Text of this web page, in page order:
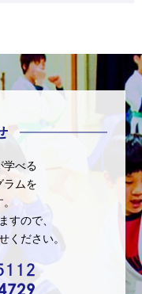
学べる
ラムを
すので、
ください。